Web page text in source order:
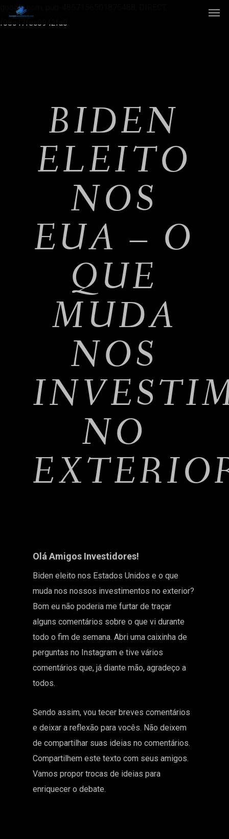
google.com, pub-4867156501875488, DIRECT,
f08c47fec0942fa0
BIDEN
ELEITO
NOS
EUA – O
QUE
MUDA
NOS
NO
Olá Amigos Investidores!
Biden eleito nos Estados Unidos e o que
muda nos nossos investimentos no exterior?
Bom eu não poderia me furtar de traçar
alguns comentários sobre o que vi durante
todo o fim de semana. Abri uma caixinha de
perguntas no Instagram e tive vários
comentários que, já diante mão, agradeço a
todos.
Sendo assim, vou tecer breves comentários
e deixar a reflexão para vocês. Não deixem
de compartilhar suas ideias no comentários.
Compartilhem este texto com seus amigos.
Vamos propor trocas de ideias para
enriquecer o debate.